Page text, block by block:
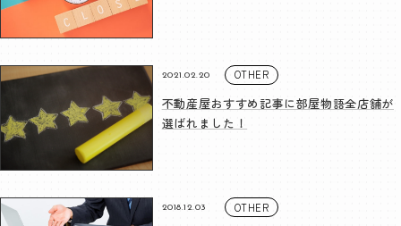
2021.02.20 OTHER
不動産屋おすすめ記事に部屋物語全店舗が
選ばれました！
2018.12.03 OTHER